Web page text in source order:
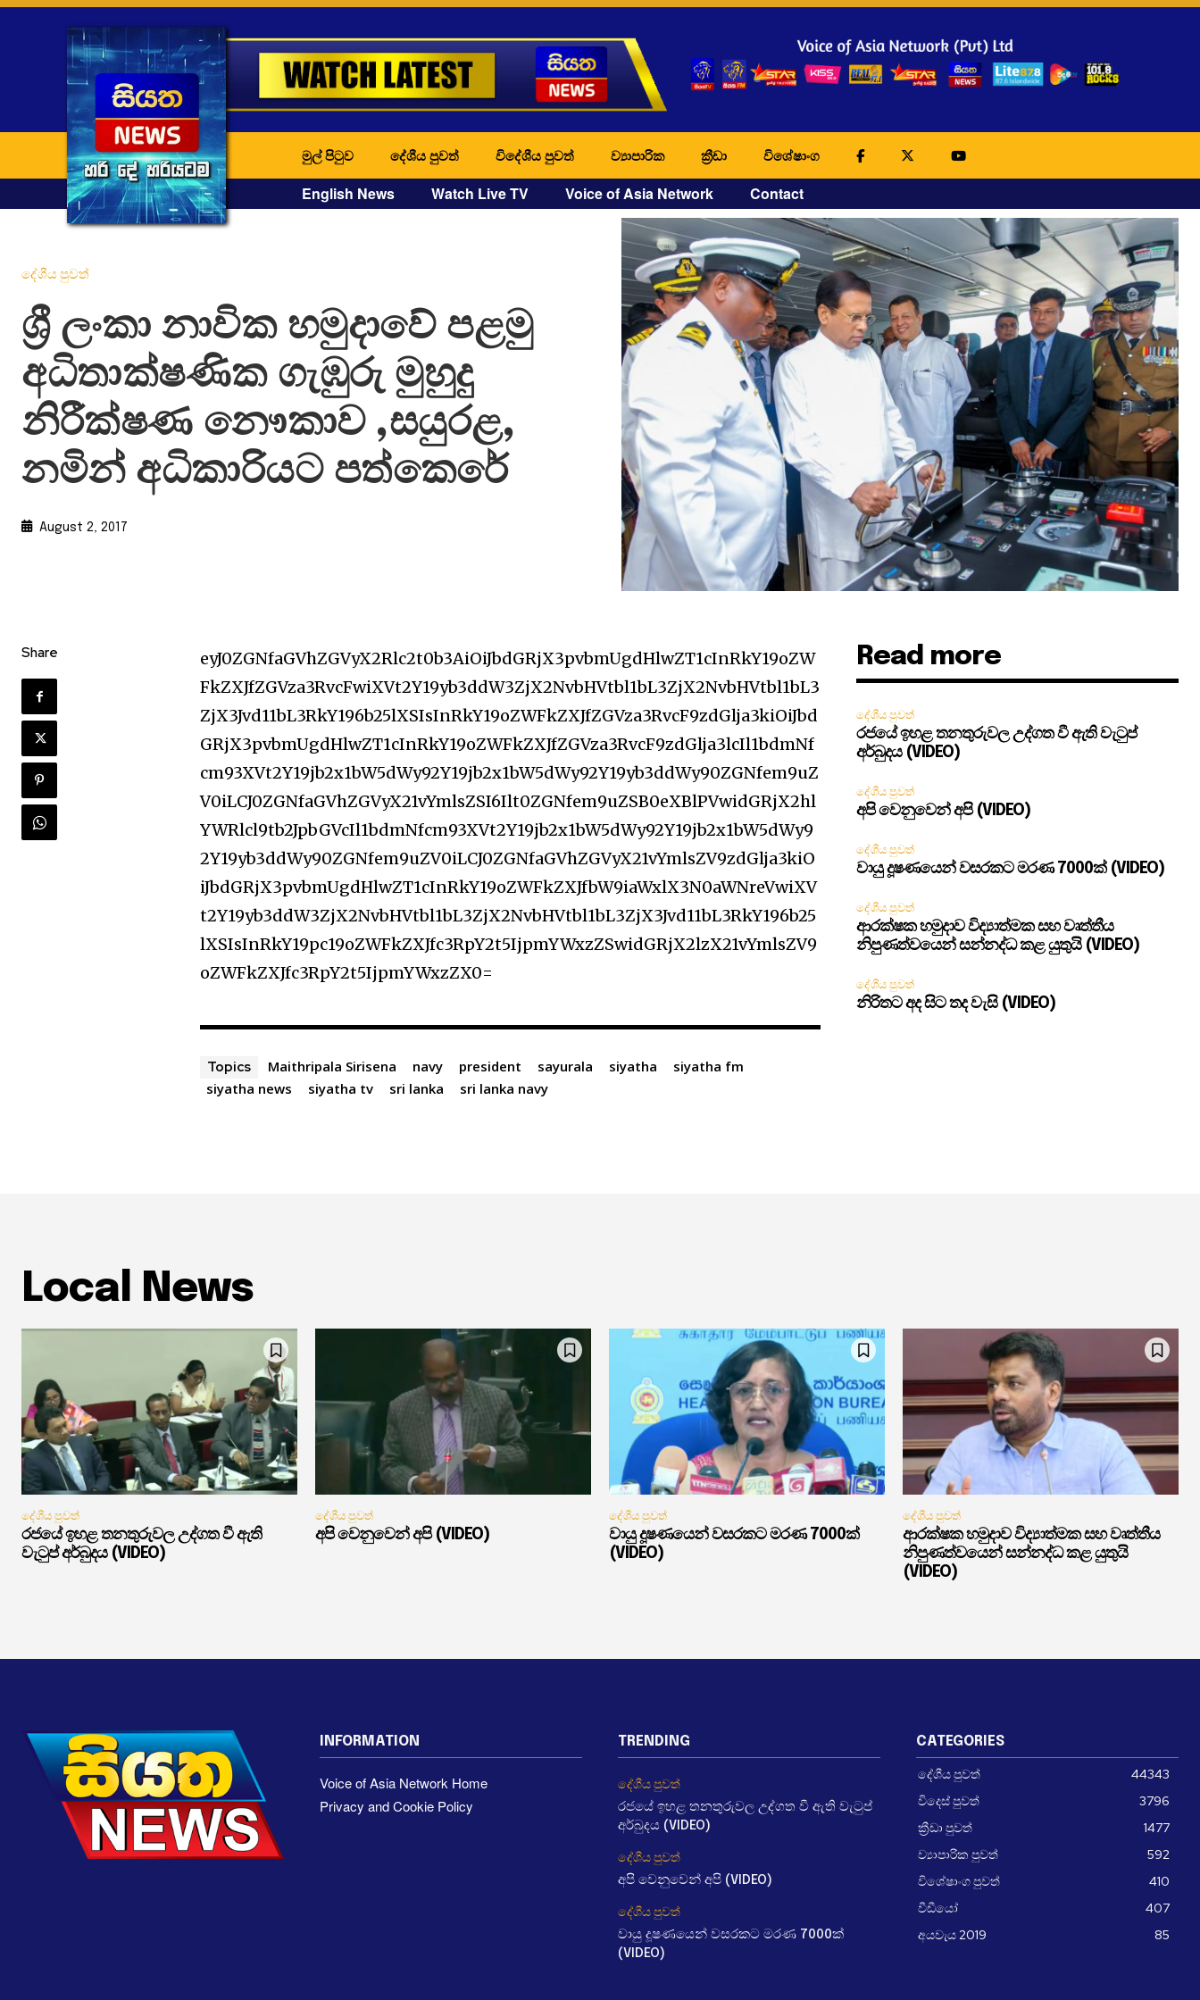
මුල් පිටුව දේශීය පුවත් විදේශීය පුවත් ව්‍යාපාරික ක්‍රීඩා විශේෂාංග
English News Watch Live TV Voice of Asia Network Contact
දේශීය පුවත්
ශ්‍රී ලංකා නාවික හමුදාවේ පළමු
අධිතාක්ෂණික ගැඹුරු මුහුදු
නිරීක්ෂණ නෞකාව ,සයුරළ,
නමින් අධිකාරියට පත්කෙරේ
August 2, 2017
Share
eyJ0ZGNfaGVhZGVyX2Rlc2t0b3AiOiJbdGRjX3pvbmUgdHlwZT1cInRkY19oZW
FkZXJfZGVza3RvcFwiXVt2Y19yb3ddW3ZjX2NvbHVtbl1bL3ZjX2NvbHVtbl1bL3
ZjX3Jvd11bL3RkY196b25lXSIsInRkY19oZWFkZXJfZGVza3RvcF9zdGlja3kiOiJbd
GRjX3pvbmUgdHlwZT1cInRkY19oZWFkZXJfZGVza3RvcF9zdGlja3lcIl1bdmNf
cm93XVt2Y19jb2x1bW5dWy92Y19jb2x1bW5dWy92Y19yb3ddWy90ZGNfem9uZ
V0iLCJ0ZGNfaGVhZGVyX21vYmlsZSI6Ilt0ZGNfem9uZSB0eXBlPVwidGRjX2hl
YWRlcl9tb2JpbGVcIl1bdmNfcm93XVt2Y19jb2x1bW5dWy92Y19jb2x1bW5dWy9
2Y19yb3ddWy90ZGNfem9uZV0iLCJ0ZGNfaGVhZGVyX21vYmlsZV9zdGlja3kiO
iJbdGRjX3pvbmUgdHlwZT1cInRkY19oZWFkZXJfbW9iaWxlX3N0aWNreVwiXV
t2Y19yb3ddW3ZjX2NvbHVtbl1bL3ZjX2NvbHVtbl1bL3ZjX3Jvd11bL3RkY196b25
lXSIsInRkY19pc19oZWFkZXJfc3RpY2t5IjpmYWxzZSwidGRjX2lzX21vYmlsZV9
oZWFkZXJfc3RpY2t5IjpmYWxzZX0=
Topics Maithripala Sirisena navy president sayurala siyatha
siyatha fm
siyatha news
siyatha tv sri lanka sri lanka navy
Read more
දේශීය පුවත්
රජයේ ඉහළ තනතුරුවල උද්ගත වී ඇති වැටුප්
අර්බුදය (VIDEO)
දේශීය පුවත්
අපි වෙනුවෙන් අපි (VIDEO)
දේශීය පුවත්
වායු දූෂණයෙන් වසරකට මරණ 7000ක් (VIDEO)
දේශීය පුවත්
ආරක්ෂක හමුදාව විද්‍යාත්මක සහ වෘත්තීය
නිපුණත්වයෙන් සන්නද්ධ කළ යුතුයි (VIDEO)
දේශීය පුවත්
නිරිතට අද සිට තද වැසි (VIDEO)
Local News
දේශීය පුවත්
රජයේ ඉහළ තනතුරුවල උද්ගත වී ඇති
වැටුප් අර්බුදය (VIDEO)
දේශීය පුවත්
අපි වෙනුවෙන් අපි (VIDEO)
දේශීය පුවත්
වායු දූෂණයෙන් වසරකට මරණ 7000ක්
(VIDEO)
දේශීය පුවත්
ආරක්ෂක හමුදාව විද්‍යාත්මක සහ වෘත්තීය
නිපුණත්වයෙන් සන්නද්ධ කළ යුතුයි
(VIDEO)
INFORMATION
Voice of Asia Network Home
Privacy and Cookie Policy
TRENDING
දේශීය පුවත්
රජයේ ඉහළ තනතුරුවල උද්ගත වී ඇති වැටුප්
අර්බුදය (VIDEO)
දේශීය පුවත්
අපි වෙනුවෙන් අපි (VIDEO)
දේශීය පුවත්
වායු දූෂණයෙන් වසරකට මරණ 7000ක්
(VIDEO)
CATEGORIES
දේශීය පුවත්
44343
විදෙස් පුවත්
3796
ක්‍රීඩා පුවත්
1477
ව්‍යාපාරික පුවත්
592
විශේෂාංග පුවත්
410
වීඩීයෝ
407
අයවැය 2019
85